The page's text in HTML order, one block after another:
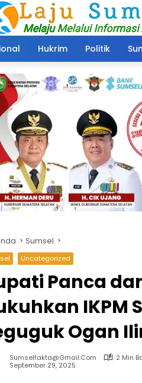
Hukrim Politik
Sumsel
Uncategorized
Panca
IKPM
Ogan
Sumselfakta@gmail.com
2 Min
September 29, 2025